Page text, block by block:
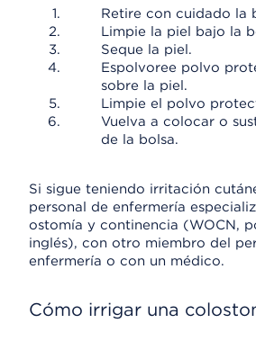
Retire con cuidado la
Limpie la piel bajo la
Seque la piel.
Espolvoree polvo
sobre la piel.
Limpie el polvo
Vuelva a colocar o
de la bolsa.
Si sigue teniendo irritación
personal de enfermería
ostomía y continencia (WOCN,
inglés), con otro miembro del
enfermería o con un médico.
Cómo irrigar una